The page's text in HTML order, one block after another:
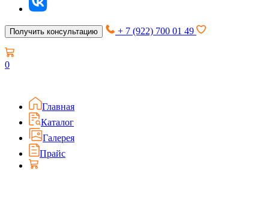
Получить консультацию + 7 (922) 700 01 49
0
Главная
Каталог
Галерея
Прайс